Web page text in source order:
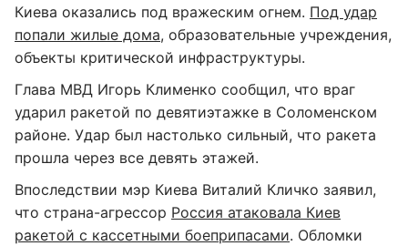
Киева оказались под вражеским огнем. Под удар
попали жилые дома, образовательные учреждения,
объекты критической инфраструктуры.
Глава МВД Игорь Клименко сообщил, что враг
ударил ракетой по девятиэтажке в Соломенском
районе. Удар был настолько сильный, что ракета
прошла через все девять этажей.
Впоследствии мэр Киева Виталий Кличко заявил,
что страна-агрессор Россия атаковала Киев
ракетой с кассетными боеприпасами. Обломки